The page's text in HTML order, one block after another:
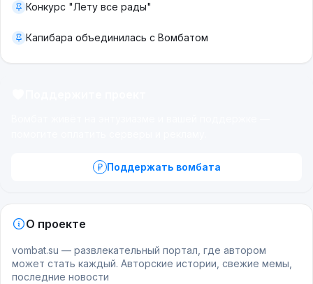
Конкурс "Лету все рады"
Капибара объединилась с Вомбатом
Поддержать вомбата
О проекте
vombat.su — развлекательный портал, где автором
может стать каждый. Авторские истории, свежие мемы,
последние новости